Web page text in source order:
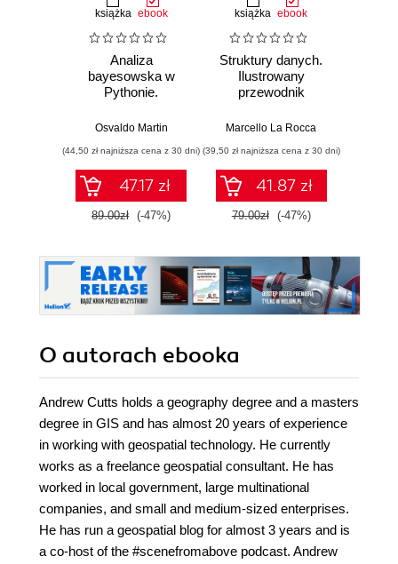
książka ebook
Analiza
bayesowska w
Pythonie.
przewodnik po
probabilistycznym.
Wydanie III
Osvaldo Martin
(44,50 zł najniższa cena z 30 dni)
47.17 zł
89.00zł (-47%)
książka ebook
Struktury danych.
Ilustrowany
przewodnik
Marcello La Rocca
(39,50 zł najniższa cena z 30 dni)
41.87 zł
79.00zł (-47%)
O autorach ebooka
Andrew Cutts holds a geography degree and a masters
degree in GIS and has almost 20 years of experience
in working with geospatial technology. He currently
works as a freelance geospatial consultant. He has
worked in local government, large multinational
companies, and small and medium-sized enterprises.
He has run a geospatial blog for almost 3 years and is
a co-host of the #scenefromabove podcast. Andrew